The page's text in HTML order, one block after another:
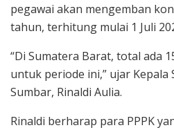
pegawai akan mengemban
tahun, terhitung mulai 1 Juli
“Di Sumatera Barat, total ada
untuk periode ini,” ujar Kepala
Sumbar, Rinaldi Aulia.
Rinaldi berharap para PPPK